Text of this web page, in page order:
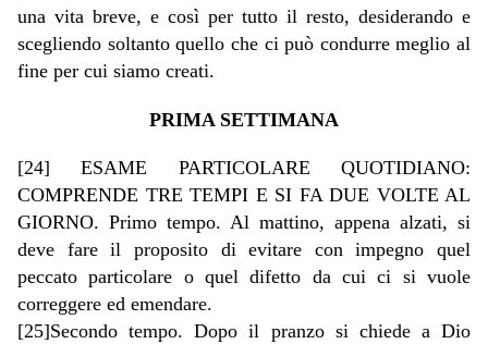
una vita breve, e così per tutto il resto, desiderando e
scegliendo soltanto quello che ci può condurre meglio al
fine per cui siamo creati.
PRIMA SETTIMANA
[24] ESAME PARTICOLARE QUOTIDIANO:
COMPRENDE TRE TEMPI E SI FA DUE VOLTE AL
GIORNO. Primo tempo. Al mattino, appena alzati, si
deve fare il proposito di evitare con impegno quel
peccato particolare o quel difetto da cui ci si vuole
correggere ed emendare.
[25]Secondo tempo. Dopo il pranzo si chiede a Dio